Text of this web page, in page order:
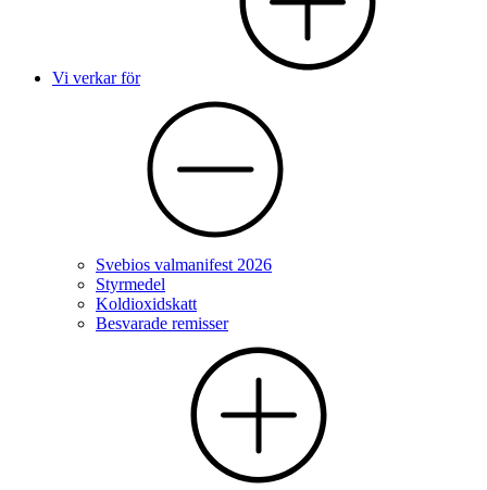
Vi verkar för
Svebios valmanifest 2026
Styrmedel
Koldioxidskatt
Besvarade remisser